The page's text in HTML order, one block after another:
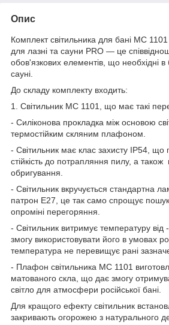
Опис
Комплект світильника для бані МС 1101
для лазні та сауни PRO — це
обов'язкових елементів, що необхідні в
сауні.
До складу комплекту входить:
1. Світильник МС 1101, що має такі
- Силіконова прокладка між основою
термостійким скляним плафоном.
- Світильник має клас захисту IP54, що
стійкість до потрапляння пилу, а також
обригування.
- Світильник вкручується стандартна
патрон Е27, це так само спрощує
опроміні перегоряння.
- Світильник витримує температуру
змогу використовувати його в умовах
температура не перевищує рані
- Плафон світильника МС 1101
матованого скла, що дає змогу
світло для атмосфери російської бані.
Для кращого ефекту світильник
закривають огорожею з натурального